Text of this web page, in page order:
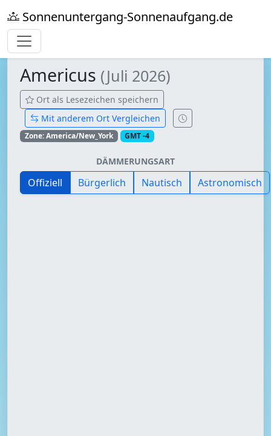
Sonnenuntergang-Sonnenaufgang.de
Americus (Juli 2026)
Ort als Lesezeichen speichern
Mit anderem Ort Vergleichen
Zone: America/New_York GMT -4
DÄMMERUNGSART
Offiziell Bürgerlich Nautisch Astronomisch